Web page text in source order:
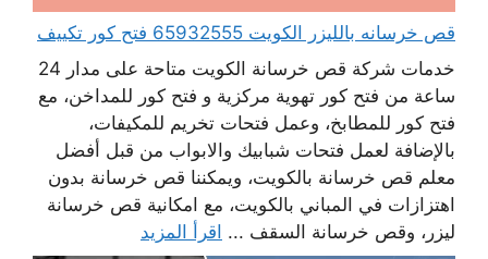
قص خرسانه بالليزر الكويت 65932555 فتح كور تكييف
خدمات شركة قص خرسانة الكويت متاحة على مدار 24
ساعة من فتح كور تهوية مركزية و فتح كور للمداخن، مع
فتح كور للمطابخ، وعمل فتحات تخريم للمكيفات،
بالإضافة لعمل فتحات شبابيك والابواب من قبل أفضل
معلم قص خرسانة بالكويت، ويمكننا قص خرسانة بدون
اهتزازات في المباني بالكويت، مع امكانية قص خرسانة
ليزر، وقص خرسانة السقف ... اقرأ المزيد